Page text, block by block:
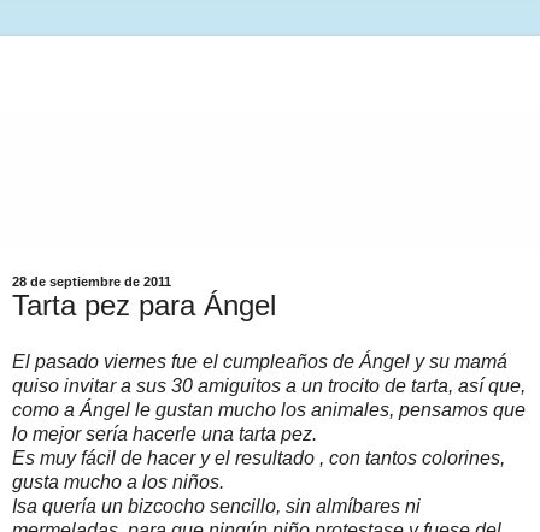
28 de septiembre de 2011
Tarta pez para Ángel
El pasado viernes fue el cumpleaños de Ángel y su mamá
quiso invitar a sus 30 amiguitos a un trocito de tarta, así que,
como a Ángel le gustan mucho los animales, pensamos que
lo mejor sería hacerle una tarta pez.
Es muy fácil de hacer y el resultado , con tantos colorines,
gusta mucho a los niños.
Isa quería un bizcocho sencillo, sin almíbares ni